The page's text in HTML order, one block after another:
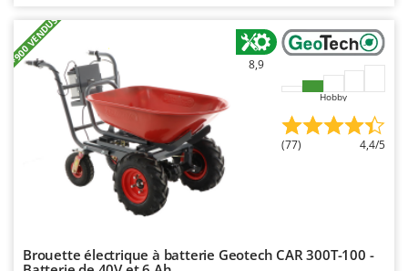
ZGrills
Zodiac
Zomax
+900 VENDUS 8,9
Hobby
(77) 4,4/5
Brouette électrique à batterie Geotech CAR 300T-100 -